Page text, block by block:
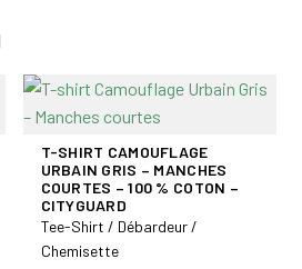
T-SHIRT CAMOUFLAGE
URBAIN GRIS – MANCHES
COURTES – 100 % COTON –
CITYGUARD
Tee-Shirt / Débardeur /
Chemisette